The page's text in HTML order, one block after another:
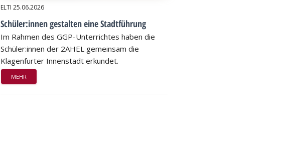
ELTI 25.06.2026
Schüler:innen gestalten eine Stadtführung
Im Rahmen des GGP-Unterrichtes haben die
Schüler:innen der 2AHEL gemeinsam die
Klagenfurter Innenstadt erkundet.
MEHR